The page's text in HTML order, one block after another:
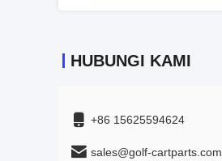
HUBUNGI KAMI
+86 15625594624
sales@golf-cartparts.com